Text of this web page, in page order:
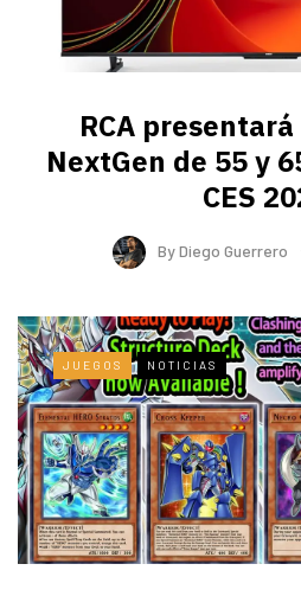
RCA
NextGen de 55 y
CES
ByDiego Guerrero
JUEGOS NOTICIAS